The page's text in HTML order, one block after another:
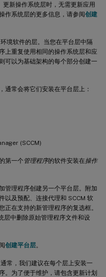
新操作系统层时，无需更新应用
作系统层的更多信息，请参阅创建
境软件的层。当您在平台层中隔
上重复使用相同的操作系统层和应
可以为基础架构的每个部分创建一
通常会将它们安装在平台层上：
(SCCM)
第一个 管理程序的软件安装在操作
管理程序创建另一个平台层。附加
以及预配、连接代理和 SCCM 软
在支持的新管理程序的复选框。
中删除原始管理程序文件和设
创建平台层。
常，我们建议在每个层上安装一
。为了便于维护，请包含更新计划